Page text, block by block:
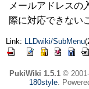
メールアドレスの
際に対応できない
Link: LLDwiki/SubMenu
PukiWiki 1.5.1©
180style.